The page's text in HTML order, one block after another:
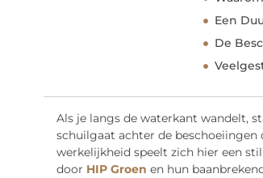
Een
De
Als je langs de waterkant wandelt,
schuilgaat achter de beschoeiingen
werkelijkheid speelt zich hier een
door HIP Groen en hun